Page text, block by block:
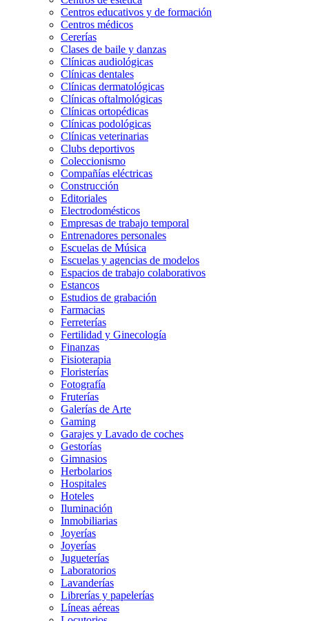
Centros educativos y de formación
Centros médicos
Cererías
Clases de baile y danzas
Clínicas audiológicas
Clínicas dentales
Clínicas dermatológicas
Clínicas oftalmológicas
Clínicas ortopédicas
Clínicas podológicas
Clínicas veterinarias
Clubs deportivos
Coleccionismo
Compañías eléctricas
Construcción
Editoriales
Electrodomésticos
Empresas de trabajo temporal
Entrenadores personales
Escuelas de Música
Escuelas y agencias de modelos
Espacios de trabajo colaborativos
Estancos
Estudios de grabación
Farmacias
Ferreterías
Fertilidad y Ginecología
Finanzas
Fisioterapia
Floristerías
Fotografía
Fruterías
Galerías de Arte
Gaming
Garajes y Lavado de coches
Gestorías
Gimnasios
Herbolarios
Hospitales
Hoteles
Iluminación
Inmobiliarias
Joyerías
Joyerías
Jugueterías
Laboratorios
Lavanderías
Librerías y papelerías
Líneas aéreas